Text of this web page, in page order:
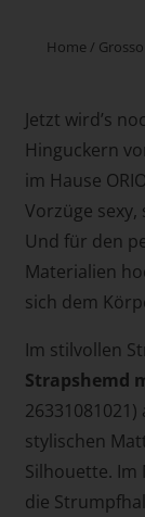
Home /
Jetzt wird’s
Hinguckern
im Hause
Vorzüge
Und für den
Materialien
sich dem
Im stilvollen
Strapshemd
stylischen
Silhouette. Im
die